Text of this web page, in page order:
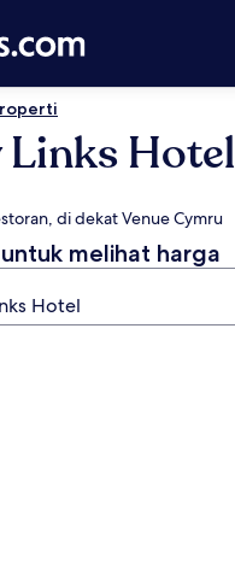
Links Hotel
di dekat Venue Cymru
melihat harga